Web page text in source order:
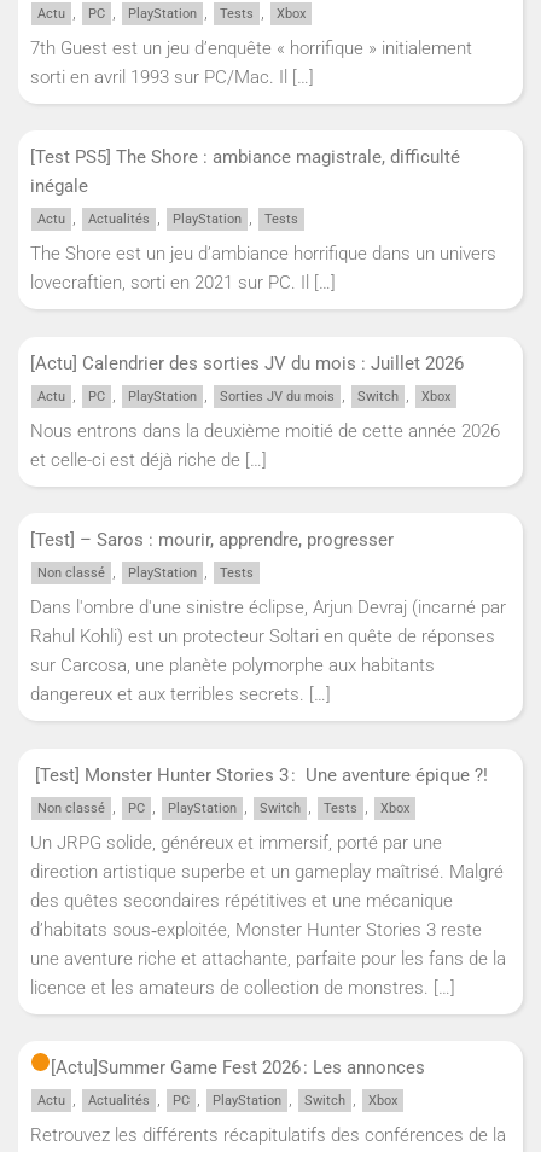
Actu , PC , PlayStation , Tests , Xbox
7th Guest est un jeu d’enquête « horrifique » initialement
sorti en avril 1993 sur PC/Mac. Il […]
[Test PS5] The Shore : ambiance magistrale, difficulté
inégale
Actu , Actualités , PlayStation , Tests
The Shore est un jeu d’ambiance horrifique dans un univers
lovecraftien, sorti en 2021 sur PC. Il […]
[Actu] Calendrier des sorties JV du mois : Juillet 2026
Actu , PC , PlayStation , Sorties JV du mois , Switch , Xbox
Nous entrons dans la deuxième moitié de cette année 2026
et celle-ci est déjà riche de […]
[Test] – Saros : mourir, apprendre, progresser
Non classé , PlayStation , Tests
Dans l'ombre d'une sinistre éclipse, Arjun Devraj (incarné par
Rahul Kohli) est un protecteur Soltari en quête de réponses
sur Carcosa, une planète polymorphe aux habitants
dangereux et aux terribles secrets. […]
[Test] Monster Hunter Stories 3 : Une aventure épique ?!
Non classé , PC , PlayStation , Switch , Tests , Xbox
Un JRPG solide, généreux et immersif, porté par une
direction artistique superbe et un gameplay maîtrisé. Malgré
des quêtes secondaires répétitives et une mécanique
d’habitats sous‑exploitée, Monster Hunter Stories 3 reste
une aventure riche et attachante, parfaite pour les fans de la
licence et les amateurs de collection de monstres. […]
[Actu]Summer Game Fest 2026 : Les annonces
Actu , Actualités , PC , PlayStation , Switch , Xbox
Retrouvez les différents récapitulatifs des conférences de la